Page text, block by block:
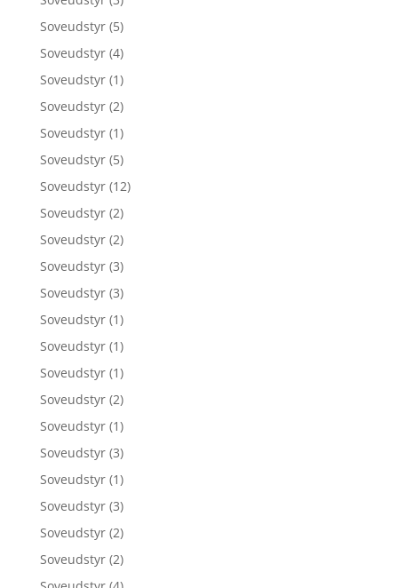
Soveudstyr (5)
Soveudstyr (4)
Soveudstyr (1)
Soveudstyr (2)
Soveudstyr (1)
Soveudstyr (5)
Soveudstyr (12)
Soveudstyr (2)
Soveudstyr (2)
Soveudstyr (3)
Soveudstyr (3)
Soveudstyr (1)
Soveudstyr (1)
Soveudstyr (1)
Soveudstyr (2)
Soveudstyr (1)
Soveudstyr (3)
Soveudstyr (1)
Soveudstyr (3)
Soveudstyr (2)
Soveudstyr (2)